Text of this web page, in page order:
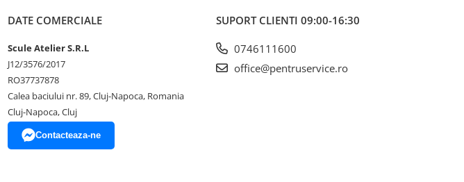
DATE COMERCIALE
Scule Atelier S.R.L
J12/3576/2017
RO37737878
Calea baciului nr. 89, Cluj-Napoca, Romania
Cluj-Napoca, Cluj
Contacteaza-ne
SUPORT CLIENTI 09:00-16:30
0746111600
office@pentruservice.ro